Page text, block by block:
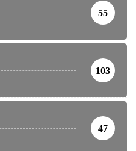
55
103
47